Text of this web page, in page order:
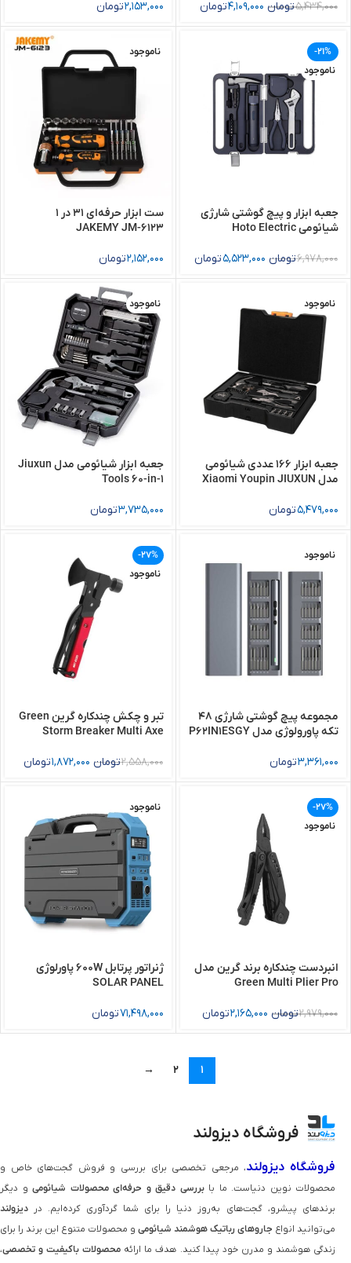
5,434,000تومان 4,109,000تومان 2,153,000تومان
-21%
ناموجود
جعبه ابزار و پیچ گوشتی شارژی
شیائومی Hoto Electric
6,978,000تومان 5,523,000تومان
ناموجود
ست ابزار حرفه‌ای 31 در 1
JAKEMY JM-6123
2,152,000تومان
ناموجود
جعبه ابزار 166 عددی شیائومی
مدل Xiaomi Youpin JIUXUN
5,479,000تومان
ناموجود
جعبه ابزار شیائومی مدل Jiuxun
Tools 60-in-1
3,735,000تومان
ناموجود
مجموعه پیچ گوشتی شارژی 48
تکه پاورولوژی مدل P62IN1ESGY
3,361,000تومان
-27%
ناموجود
تبر و چکش چندکاره گرین Green
Storm Breaker Multi Axe
2,558,000تومان 1,872,000تومان
-27%
ناموجود
انبردست چندکاره برند گرین مدل
Green Multi Plier Pro
2,979,000تومان 2,165,000تومان
ناموجود
ژنراتور پرتابل 600W پاورلوژی
SOLAR PANEL
71,498,000تومان
1
2
→
فروشگاه دیزولند
فروشگاه دیزولند، مرجعی تخصصی برای بررسی و فروش گجت‌های خاص و
محصولات نوین دنیاست. ما بابررسی دقیق و حرفه‌ای محصولات شیائومی و دیگر
برندهای پیشرو، گجت‌های به‌روز دنیا را برای شما گردآوری کرده‌ایم. در دیزولند
می‌توانید انواع جاروهای رباتیک هوشمند شیائومی و محصولات متنوع این برند را برای
زندگی هوشمند و مدرن خود پیدا کنید. هدف ما ارائه محصولات باکیفیت و تخصصی،